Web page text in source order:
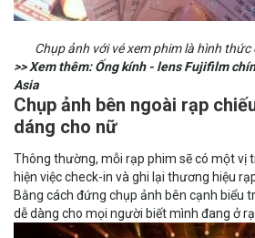
Chụp ảnh với vé xem phim là hình thức
>> Xem thêm: Ống kính - lens Fujifilm
Asia
Chụp ảnh bên ngoài rạp
dáng cho nữ
Thông thường, mỗi rạp phim sẽ có một vị
hiện việc check-in và ghi lại thương hiệu rạp
Bằng cách đứng chụp ảnh bên cạnh biểu
dễ dàng cho mọi người biết mình đang ở